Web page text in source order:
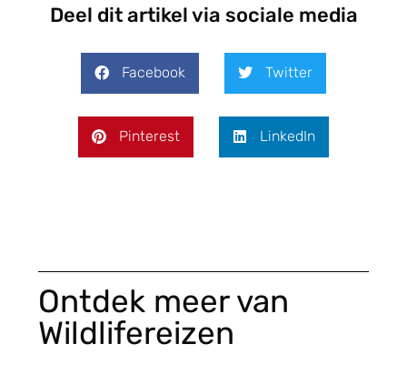
Deel dit artikel via sociale media
Facebook Twitter
Pinterest LinkedIn
Ontdek meer van
Wildlifereizen